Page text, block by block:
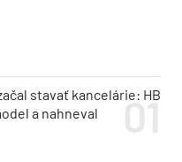
stavať kancelárie: HB
a nahneval